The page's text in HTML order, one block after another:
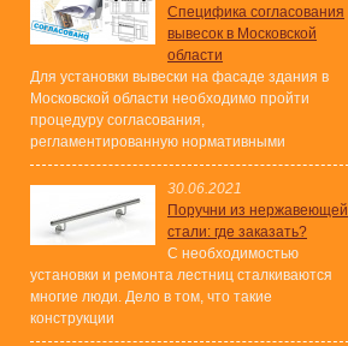
Специфика согласования
вывесок в Московской
области
Для установки вывески на фасаде здания в
Московской области необходимо пройти
процедуру согласования,
регламентированную нормативными
30.06.2021
Поручни из нержавеющей
стали: где заказать?
С необходимостью
установки и ремонта лестниц сталкиваются
многие люди. Дело в том, что такие
конструкции